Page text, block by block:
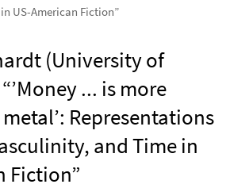
US-American Fiction”
(University of
... is more
Representations
and Time in
Fiction”